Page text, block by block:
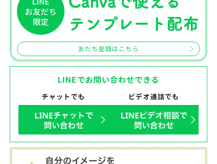
友だち登録はこちら
LINEでお問い合わせできる
チャットでも ビデオ通話でも